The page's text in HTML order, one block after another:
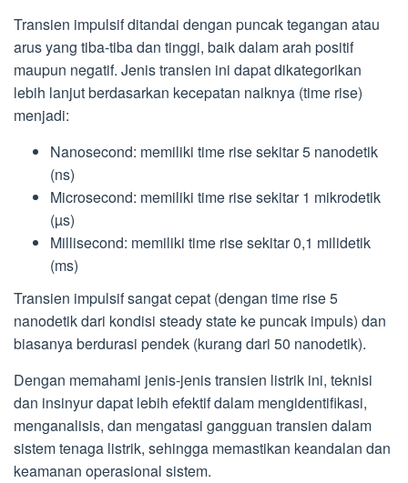
Transien impulsif ditandai dengan puncak tegangan atau
arus yang tiba-tiba dan tinggi, baik dalam arah positif
maupun negatif. Jenis transien ini dapat dikategorikan
lebih lanjut berdasarkan kecepatan naiknya (time rise)
menjadi:
Nanosecond: memiliki time rise sekitar 5 nanodetik
(ns)
Microsecond: memiliki time rise sekitar 1 mikrodetik
(µs)
Millisecond: memiliki time rise sekitar 0,1 milidetik
(ms)
Transien impulsif sangat cepat (dengan time rise 5
nanodetik dari kondisi steady state ke puncak impuls) dan
biasanya berdurasi pendek (kurang dari 50 nanodetik).
Dengan memahami jenis-jenis transien listrik ini, teknisi
dan insinyur dapat lebih efektif dalam mengidentifikasi,
menganalisis, dan mengatasi gangguan transien dalam
sistem tenaga listrik, sehingga memastikan keandalan dan
keamanan operasional sistem.